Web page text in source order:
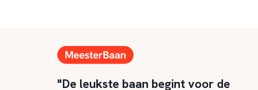
"De leukste baan begint voor de